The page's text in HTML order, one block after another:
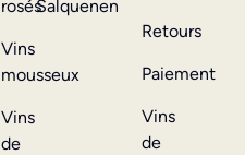
rosés
Vins
mousseux
Vins
de
Retours
Paiement
Vins
de
Salquenen